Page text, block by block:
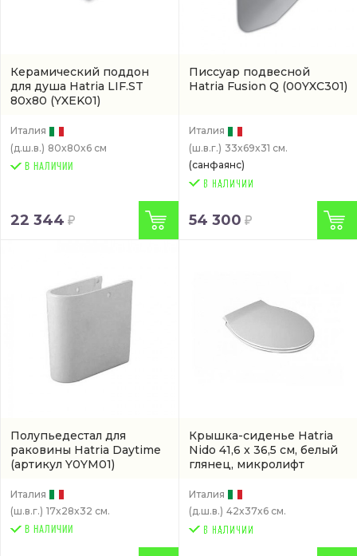
Керамический поддон
для душа Hatria LIF.ST
80x80 (YXEK01)
Италия
(д.ш.в.) 80x80x6 см
В НАЛИЧИИ
22 344
Писсуар подвесной
Hatria Fusion Q (00YXC301)
Италия
(ш.в.г.) 33x69x31 см.
(санфаянс)
54 300
Полупьедестал для
раковины Hatria Daytime
(артикул Y0YM01)
Италия
(ш.в.г.) 17x28x32 см.
В НАЛИЧИИ
Крышка-сиденье Hatria
Nido 41,6 x 36,5 см, белый
глянец, микролифт
Италия
(д.ш.в.) 42x37x6 см.